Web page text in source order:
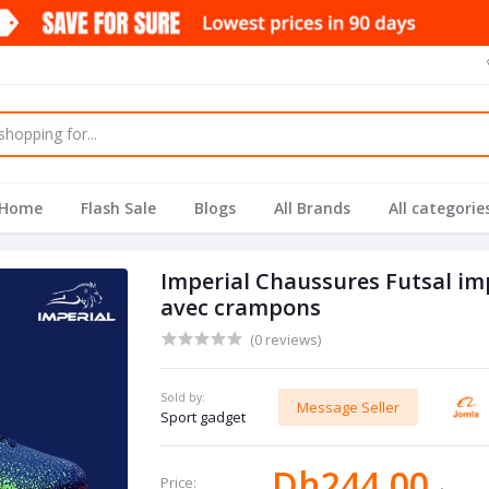
Flash Sale Blogs All Brands All
Imperial Chaussures Futsal
avec crampons
(0 reviews)
Sold by:
Sport gadget
Message Seller
Price: